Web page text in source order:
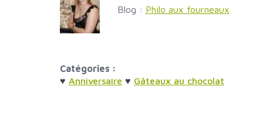
Blog : Philo aux fourneaux
Catégories :
♥ Anniversaire ♥ Gâteaux au chocolat